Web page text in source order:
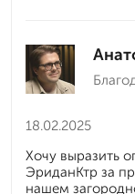
18.02.2025
Хочу выразить
ЭриданКтр за
нашем